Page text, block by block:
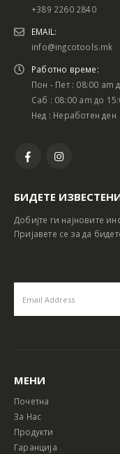
+389 2260 2840
EMAIL:
info@ingcotools.mk
Работно време:
Пон - Пет : 08:00 am
Саб : 08:00 am до
Нед : Неработен ден
БИДЕТЕ
Добијте ги најновите
Пријавете се за да
МЕНИ
Почетна
За Нас
Продукти
Гаранција